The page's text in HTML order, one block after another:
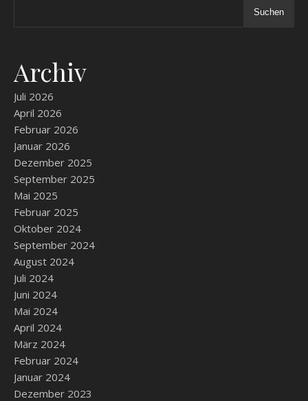
Suchen
Archiv
Juli 2026
April 2026
Februar 2026
Januar 2026
Dezember 2025
September 2025
Mai 2025
Februar 2025
Oktober 2024
September 2024
August 2024
Juli 2024
Juni 2024
Mai 2024
April 2024
März 2024
Februar 2024
Januar 2024
Dezember 2023